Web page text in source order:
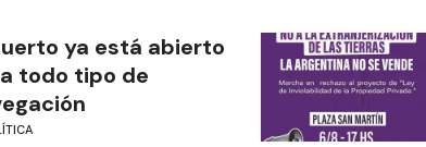
ya está abierto
todo tipo de